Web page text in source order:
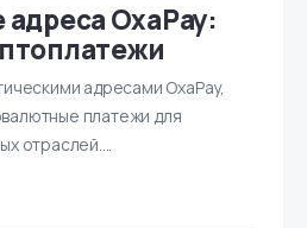
OxaPay:
адресами OxaPay,
платежи для
отраслей....